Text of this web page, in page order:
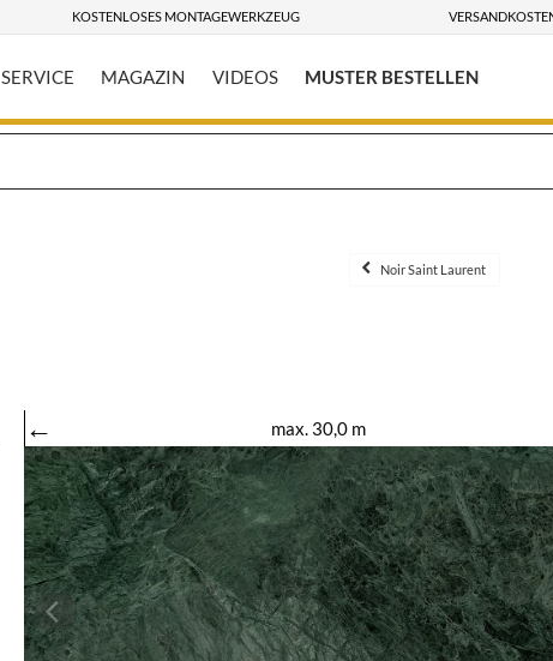
KOSTENLOSES MONTAGEWERKZEUG
SERVICE MAGAZIN VIDEOS MUSTER BESTELLEN
Noir Saint Laurent
← max. 30,0 m